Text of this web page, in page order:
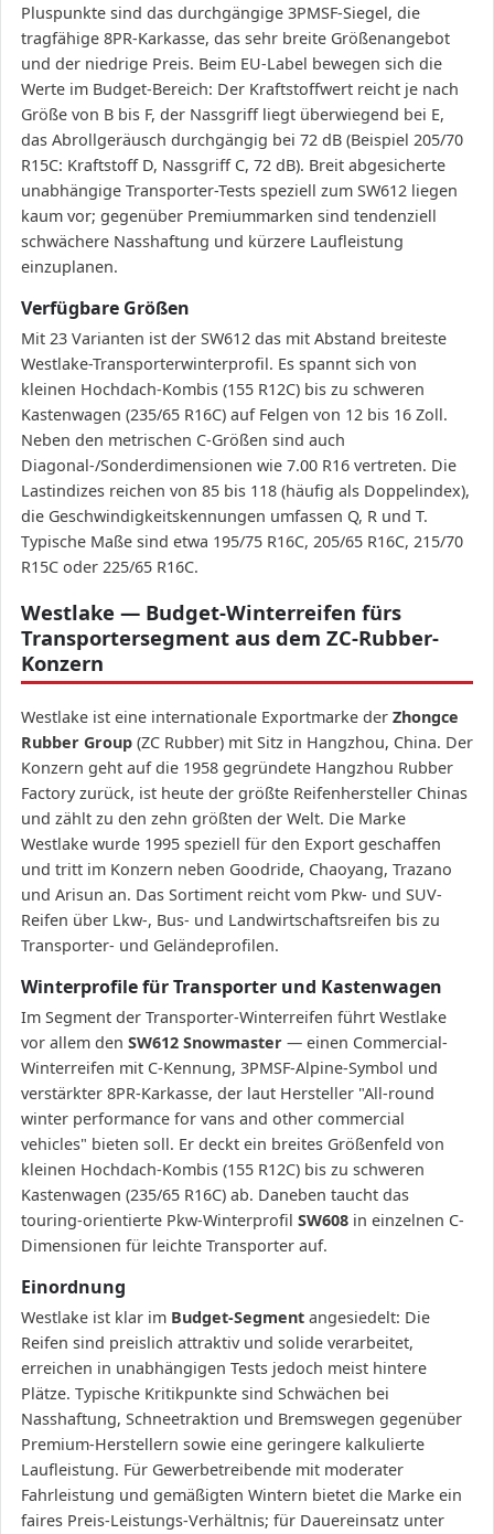
Pluspunkte sind das durchgängige 3PMSF-Siegel, die
tragfähige 8PR-Karkasse, das sehr breite Größenangebot
und der niedrige Preis. Beim EU-Label bewegen sich die
Werte im Budget-Bereich: Der Kraftstoffwert reicht je nach
Größe von B bis F, der Nassgriff liegt überwiegend bei E,
das Abrollgeräusch durchgängig bei 72 dB (Beispiel 205/70
R15C: Kraftstoff D, Nassgriff C, 72 dB). Breit abgesicherte
unabhängige Transporter-Tests speziell zum SW612 liegen
kaum vor; gegenüber Premiummarken sind tendenziell
schwächere Nasshaftung und kürzere Laufleistung
einzuplanen.
Verfügbare Größen
Mit 23 Varianten ist der SW612 das mit Abstand breiteste
Westlake-Transporterwinterprofil. Es spannt sich von
kleinen Hochdach-Kombis (155 R12C) bis zu schweren
Kastenwagen (235/65 R16C) auf Felgen von 12 bis 16 Zoll.
Neben den metrischen C-Größen sind auch
Diagonal-/Sonderdimensionen wie 7.00 R16 vertreten. Die
Lastindizes reichen von 85 bis 118 (häufig als Doppelindex),
die Geschwindigkeitskennungen umfassen Q, R und T.
Typische Maße sind etwa 195/75 R16C, 205/65 R16C, 215/70
R15C oder 225/65 R16C.
Westlake — Budget-Winterreifen fürs
Transportersegment aus dem ZC-Rubber-
Konzern
Westlake ist eine internationale Exportmarke der Zhongce
Rubber Group (ZC Rubber) mit Sitz in Hangzhou, China. Der
Konzern geht auf die 1958 gegründete Hangzhou Rubber
Factory zurück, ist heute der größte Reifenhersteller Chinas
und zählt zu den zehn größten der Welt. Die Marke
Westlake wurde 1995 speziell für den Export geschaffen
und tritt im Konzern neben Goodride, Chaoyang, Trazano
und Arisun an. Das Sortiment reicht vom Pkw- und SUV-
Reifen über Lkw-, Bus- und Landwirtschaftsreifen bis zu
Transporter- und Geländeprofilen.
Winterprofile für Transporter und Kastenwagen
Im Segment der Transporter-Winterreifen führt Westlake
vor allem den SW612 Snowmaster — einen Commercial-
Winterreifen mit C-Kennung, 3PMSF-Alpine-Symbol und
verstärkter 8PR-Karkasse, der laut Hersteller "All-round
winter performance for vans and other commercial
vehicles" bieten soll. Er deckt ein breites Größenfeld von
kleinen Hochdach-Kombis (155 R12C) bis zu schweren
Kastenwagen (235/65 R16C) ab. Daneben taucht das
touring-orientierte Pkw-Winterprofil SW608 in einzelnen C-
Dimensionen für leichte Transporter auf.
Einordnung
Westlake ist klar im Budget-Segment angesiedelt: Die
Reifen sind preislich attraktiv und solide verarbeitet,
erreichen in unabhängigen Tests jedoch meist hintere
Plätze. Typische Kritikpunkte sind Schwächen bei
Nasshaftung, Schneetraktion und Bremswegen gegenüber
Premium-Herstellern sowie eine geringere kalkulierte
Laufleistung. Für Gewerbetreibende mit moderater
Fahrleistung und gemäßigten Wintern bietet die Marke ein
faires Preis-Leistungs-Verhältnis; für Dauereinsatz unter